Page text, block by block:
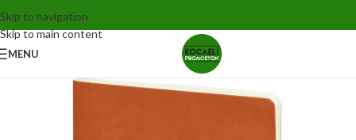
Skip to navigation
Skip to main content
MENU